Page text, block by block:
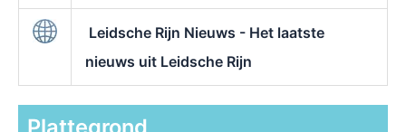
Leidsche Rijn Nieuws - Het laatste
nieuws uit Leidsche Rijn